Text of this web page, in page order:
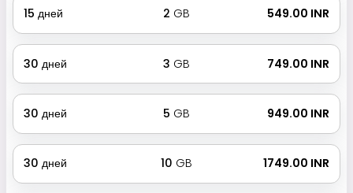
15 дней 2 GB ₹ 549.00 INR
30 дней 3 GB ₹ 749.00 INR
30 дней 5 GB ₹ 949.00 INR
30 дней 10 GB ₹ 1749.00 INR